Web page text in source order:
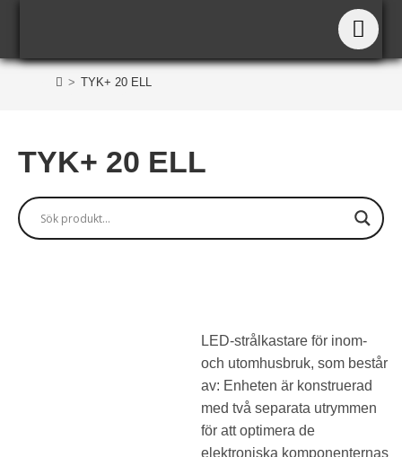
TYK+ 20 ELL
> TYK+ 20 ELL
TYK+ 20 ELL
LED-strålkastare för inom-
och utomhusbruk, som består
av: Enheten är konstruerad
med två separata utrymmen
för att optimera de
elektroniska komponenternas